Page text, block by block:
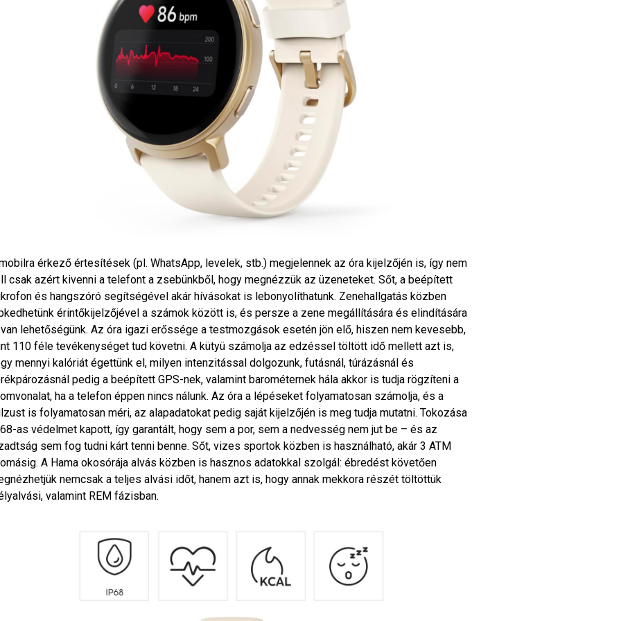
érkező értesítések (pl. WhatsApp, levelek, stb.) megjelennek az óra kijelzőjén is, így nem
csak azért kivenni a telefont a zsebünkből, hogy megnézzük az üzeneteket. Sőt, a beépített
és hangszóró segítségével akár hívásokat is lebonyolíthatunk. Zenehallgatás közben
érintőkijelzőjével a számok között is, és persze a zene megállítására és elindítására
lehetőségünk. Az óra igazi erőssége a testmozgások esetén jön elő, hiszen nem kevesebb,
110 féle tevékenységet tud követni. A kütyü számolja az edzéssel töltött idő mellett azt is,
mennyi kalóriát égettünk el, milyen intenzitással dolgozunk, futásnál, túrázásnál és
pedig a beépített GPS-nek, valamint barométernek hála akkor is tudja rögzíteni a
ha a telefon éppen nincs nálunk. Az óra a lépéseket folyamatosan számolja, és a
is folyamatosan méri, az alapadatokat pedig saját kijelzőjén is meg tudja mutatni. Tokozása
as védelmet kapott, így garantált, hogy sem a por, sem a nedvesség nem jut be – és az
sem fog tudni kárt tenni benne. Sőt, vizes sportok közben is használható, akár 3 ATM
A Hama okosórája alvás közben is hasznos adatokkal szolgál: ébredést követően
nemcsak a teljes alvási időt, hanem azt is, hogy annak mekkora részét töltöttük
valamint REM fázisban.